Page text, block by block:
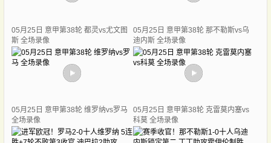
05月25日 意甲第38轮 都灵vs尤文图
斯 全场录像
05月25日 意甲第38轮 那不勒斯vs乌
迪内斯 全场录像
05月25日 意甲第38轮 维罗纳vs罗马
全场录像
05月25日 意甲第38轮 克雷莫内塞vs
科莫 全场录像